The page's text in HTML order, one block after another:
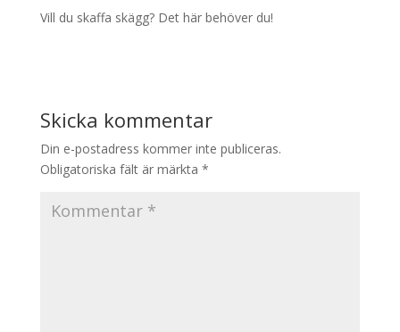
Vill du skaffa skägg? Det här behöver du!
Skicka kommentar
Din e-postadress kommer inte publiceras.
Obligatoriska fält är märkta *